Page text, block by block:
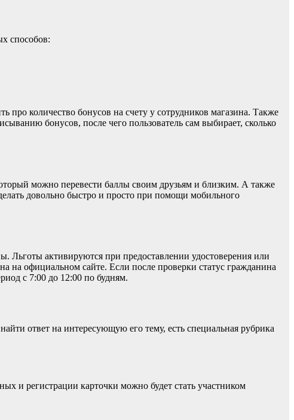
способов:
количество бонусов на счету у сотрудников магазина. Также
бонусов, после чего пользователь сам выбирает, сколько
можно перевести баллы своим друзьям и близким. А также
довольно быстро и просто при помощи мобильного
активируются при предоставлении удостоверения или
на официальном сайте. Если после проверки статус гражданина
с 7:00 до 12:00 по будням.
ответ на интересующую его тему, есть специальная рубрика
и регистрации карточки можно будет стать участником